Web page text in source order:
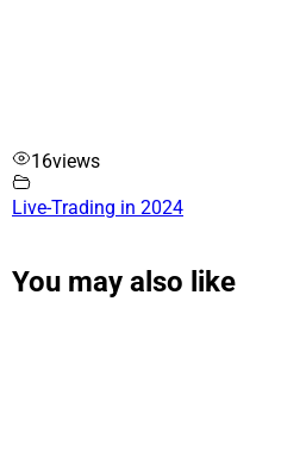
16views
Live-Trading in 2024
You may also like